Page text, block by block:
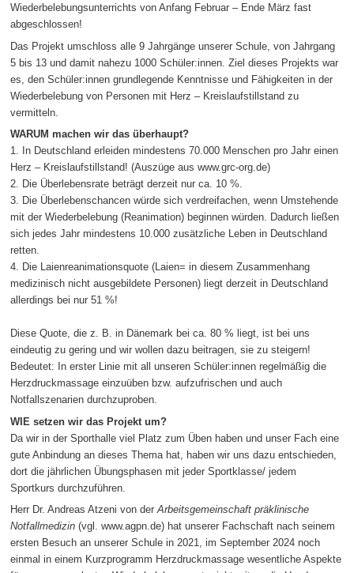
Wiederbelebungsunterrichts von Anfang Februar – Ende März fast
abgeschlossen!
Das Projekt umschloss alle 9 Jahrgänge unserer Schule, von Jahrgang
5 bis 13 und damit nahezu 1000 Schüler:innen. Ziel dieses Projekts war
es, den Schüler:innen grundlegende Kenntnisse und Fähigkeiten in der
Wiederbelebung von Personen mit Herz – Kreislaufstillstand zu
vermitteln.
WARUM machen wir das überhaupt?
1. In Deutschland erleiden mindestens 70.000 Menschen pro Jahr einen
Herz – Kreislaufstillstand! (Auszüge aus www.grc-org.de)
2. Die Überlebensrate beträgt derzeit nur ca. 10 %.
3. Die Überlebenschancen würde sich verdreifachen, wenn Umstehende
mit der Wiederbelebung (Reanimation) beginnen würden. Dadurch ließen
sich jedes Jahr mindestens 10.000 zusätzliche Leben in Deutschland
retten.
4. Die Laienreanimationsquote (Laien= in diesem Zusammenhang
medizinisch nicht ausgebildete Personen) liegt derzeit in Deutschland
allerdings bei nur 51 %!
Diese Quote, die z. B. in Dänemark bei ca. 80 % liegt, ist bei uns
eindeutig zu gering und wir wollen dazu beitragen, sie zu steigern!
Bedeutet: In erster Linie mit all unseren Schüler:innen regelmäßig die
Herzdruckmassage einzuüben bzw. aufzufrischen und auch
Notfallszenarien durchzuproben.
WIE setzen wir das Projekt um?
Da wir in der Sporthalle viel Platz zum Üben haben und unser Fach eine
gute Anbindung an dieses Thema hat, haben wir uns dazu entschieden,
dort die jährlichen Übungsphasen mit jeder Sportklasse/ jedem
Sportkurs durchzuführen.
Herr Dr. Andreas Atzeni von derArbeitsgemeinschaft präklinische
Notfallmedizin (vgl. www.agpn.de) hat unserer Fachschaft nach seinem
ersten Besuch an unserer Schule in 2021, im September 2024 noch
einmal in einem Kurzprogramm Herzdruckmassage wesentliche Aspekte